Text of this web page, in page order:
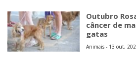
Outubro
câncer de
gatas
Animais - 13 out,